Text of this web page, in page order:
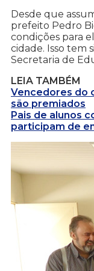
Desde que
prefeito Pedro
condições para
cidade. Isso tem
Secretaria de
LEIA TAMBÉM
Vencedores do
são premiados
Pais de alunos
participam de